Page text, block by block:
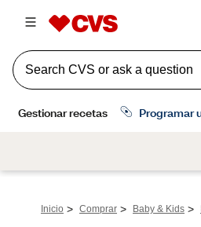
Inicio > Comprar > Baby & Kids >